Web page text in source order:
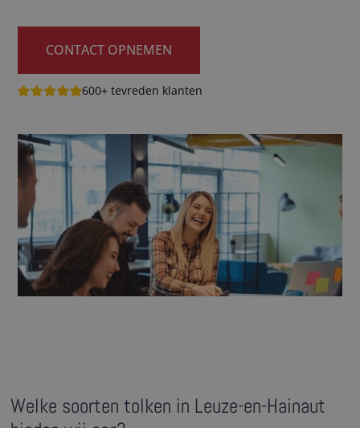
CONTACT OPNEMEN
600+ tevreden klanten
Welke soorten tolken in Leuze-en-Hainaut